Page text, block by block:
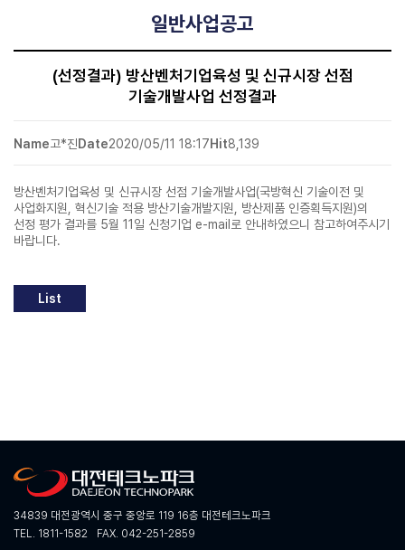
일반사업공고
(선정결과) 방산벤처기업육성 및 신규시장 선점
기술개발사업 선정결과
Name고*진Date2020/05/11 18:17Hit8,139
방산벤처기업육성 및 신규시장 선점 기술개발사업(국방혁신 기술이전 및
사업화지원, 혁신기술 적용 방산기술개발지원, 방산제품 인증획득지원)의
선정 평가 결과를 5월 11일 신청기업 e-mail로 안내하였으니 참고하여주시기
바랍니다.
List
34839 대전광역시 중구 중앙로 119 16층 대전테크노파크
TEL. 1811-1582
FAX. 042-251-2859